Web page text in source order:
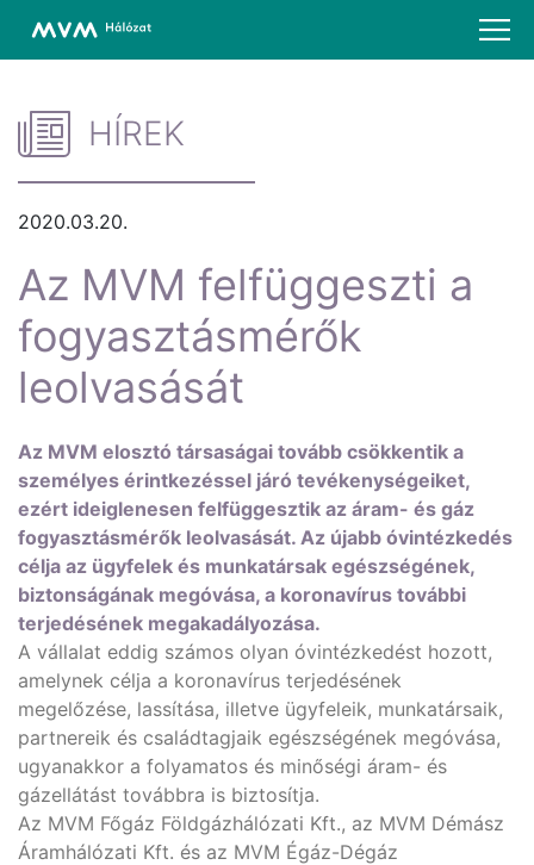
HÍREK
2020.03.20.
Az MVM felfüggeszti a
fogyasztásmérők
leolvasását
Az MVM elosztó társaságai tovább csökkentik a
személyes érintkezéssel járó tevékenységeiket,
ezért ideiglenesen felfüggesztik az áram- és gáz
fogyasztásmérők leolvasását. Az újabb óvintézkedés
célja az ügyfelek és munkatársak egészségének,
biztonságának megóvása, a koronavírus további
terjedésének megakadályozása.
A vállalat eddig számos olyan óvintézkedést hozott,
amelynek célja a koronavírus terjedésének
megelőzése, lassítása, illetve ügyfeleik, munkatársaik,
partnereik és családtagjaik egészségének megóvása,
ugyanakkor a folyamatos és minőségi áram- és
gázellátást továbbra is biztosítja.
Az MVM Főgáz Földgázhálózati Kft., az MVM Démász
Áramhálózati Kft. és az MVM Égáz-Dégáz